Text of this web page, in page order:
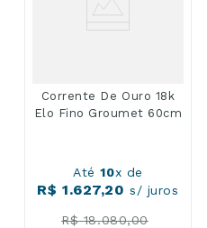
Corrente De Ouro 18k
Elo Fino Groumet 60cm
Até10x de
R$ 1.627,20 s/ juros
R$ 18.080,00